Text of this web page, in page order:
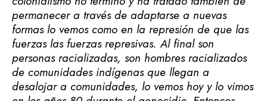
permanecer a través de adaptarse a nuevas
formas lo vemos como en la represión de que las
fuerzas las fuerzas represivas. Al final son
personas racializadas, son hombres racializados
de comunidades indígenas que llegan a
desalojar a comunidades, lo vemos hoy y lo vimos